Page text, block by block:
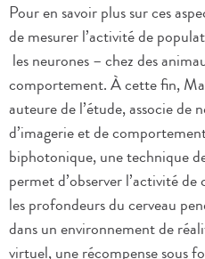
Pour en savoir plus sur ces
de mesurer l’activité de
les neurones – chez des
comportement. À cette fin,
auteure de l’étude, associe de
d’imagerie et de
biphotonique, une technique
permet d’observer l’activité
les profondeurs du cerveau
dans un environnement de
virtuel, une récompense sous